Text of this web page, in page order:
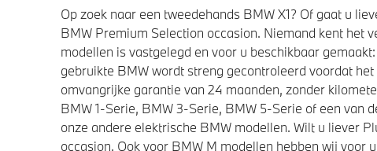
Op zoek naar een tweedehands BMW X1? Of gaat u
BMW Premium Selection occasion. Niemand kent het
modellen is vastgelegd en voor u beschikbaar
gebruikte BMW wordt streng gecontroleerd voordat
omvangrijke garantie van 24 maanden, zonder
BMW 1-Serie, BMW 3-Serie, BMW 5-Serie of een van
onze andere elektrische BMW modellen. Wilt u liever
occasion. Ook voor BMW M modellen hebben wij voor